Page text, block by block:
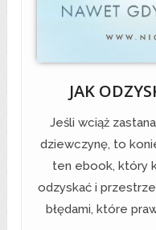
JAK
Jeśli wciąż
dziewczynę, to
ten ebook, który
odzyskać i
błędami, które